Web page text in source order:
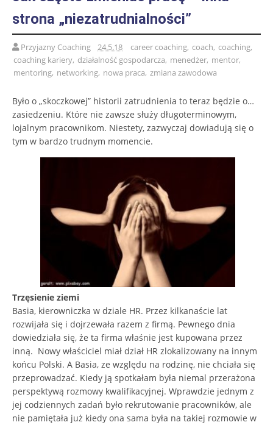
strona „niezatrudnialności”
Przyjazny Coaching 24.5.18 career coaching, coach, coaching,
coaching kariery, działalność gospodarcza, menedżer, mentor,
mentoring, networking, nowa praca, zmiana zawodowa
Było o „skoczkowej” historii zatrudnienia to teraz będzie o…
zasiedzeniu. Które nie zawsze służy długoterminowym,
lojalnym pracownikom. Niestety, zazwyczaj dowiadują się o
tym w bardzo trudnym momencie.
Trzęsienie ziemi
Basia, kierowniczka w dziale HR. Przez kilkanaście lat
rozwijała się i dojrzewała razem z firmą. Pewnego dnia
dowiedziała się, że ta firma właśnie jest kupowana przez
inną. Nowy właściciel miał dział HR zlokalizowany na innym
końcu Polski. A Basia, ze względu na rodzinę, nie chciała się
przeprowadzać. Kiedy ją spotkałam była niemal przerażona
perspektywą rozmowy kwalifikacyjnej. Wprawdzie jednym z
jej codziennych zadań było rekrutowanie pracowników, ale
nie pamiętała już kiedy ona sama była na takiej rozmowie w